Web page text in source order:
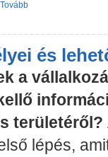
Tovább
és
a
területéről?
lépés,